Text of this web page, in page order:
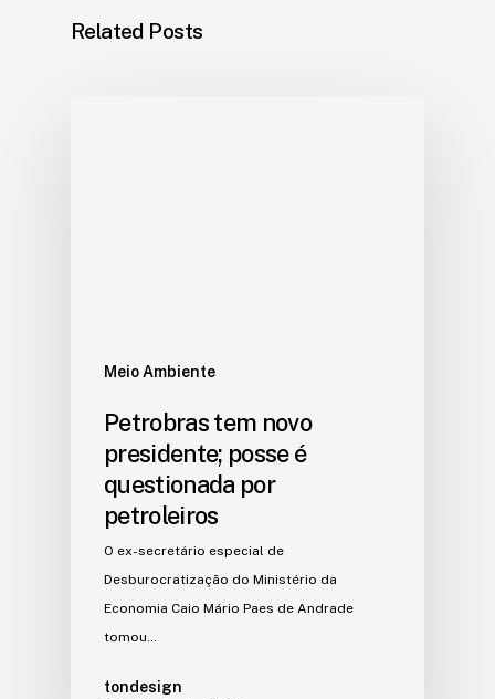
Related Posts
Meio Ambiente
Petrobras tem novo
presidente; posse é
questionada por
petroleiros
O ex-secretário especial de
Desburocratização do Ministério da
Economia Caio Mário Paes de Andrade
tomou…
tondesign